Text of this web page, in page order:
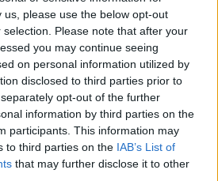
please use the below opt-out
Please note that after your
you may continue seeing
on personal information utilized by
disclosed to third parties prior to
opt-out of the further
information by third parties on the
participants. This information may
to third parties on the IAB’s List of
that may further disclose it to other
αντιδράσεις για τη